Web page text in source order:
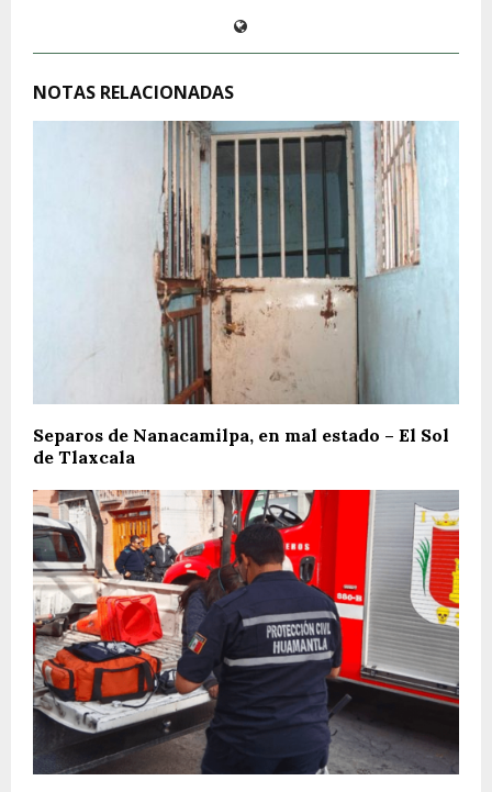
NOTAS RELACIONADAS
Separos de Nanacamilpa, en mal estado – El Sol
de Tlaxcala